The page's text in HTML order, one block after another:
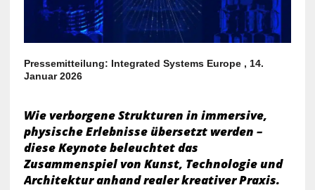
Pressemitteilung: Integrated Systems Europe , 14.
Januar 2026
Wie verborgene Strukturen in immersive,
physische Erlebnisse übersetzt werden –
diese Keynote beleuchtet das
Zusammenspiel von Kunst, Technologie und
Architektur anhand realer kreativer Praxis.